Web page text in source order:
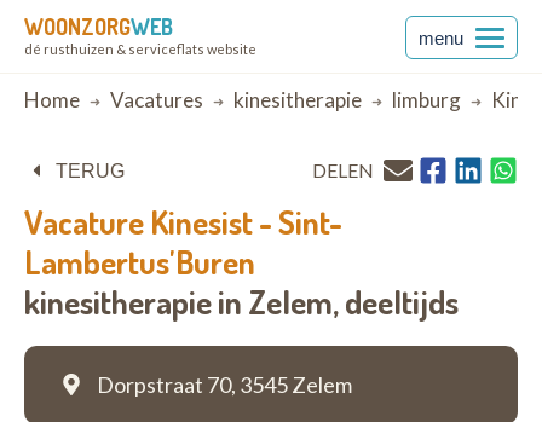
WOONZORGWEB
dé rusthuizen & serviceflats website
menu
Breadcrumb
Home Vacatures kinesitherapie limburg
TERUG DELEN
Vacature Kinesist - Sint-
Lambertus'Buren
kinesitherapie in Zelem,deeltijds
Dorpstraat 70, 3545 Zelem